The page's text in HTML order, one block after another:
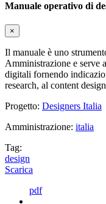
Manuale operativo di
×
Il manuale è uno
Amministrazione e serve
digitali fornendo
research, al content
Progetto: Designers Italia
Amministrazione: italia
Tag:
design
Scarica
pdf